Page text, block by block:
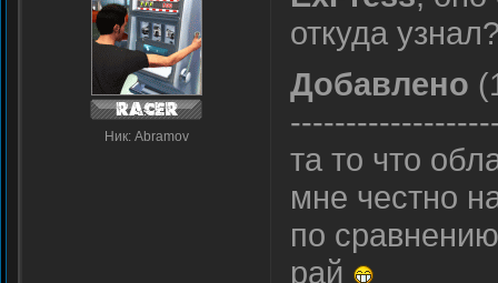
Ник: Abramov
откуда
Добавлено
та то что
мне честно
по
рай